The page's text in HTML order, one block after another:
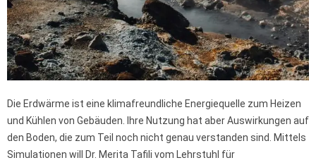
Die Erdwärme ist eine klimafreundliche Energiequelle zum Heizen
und Kühlen von Gebäuden. Ihre Nutzung hat aber Auswirkungen auf
den Boden, die zum Teil noch nicht genau verstanden sind. Mittels
Simulationen will Dr. Merita Tafili vom Lehrstuhl für